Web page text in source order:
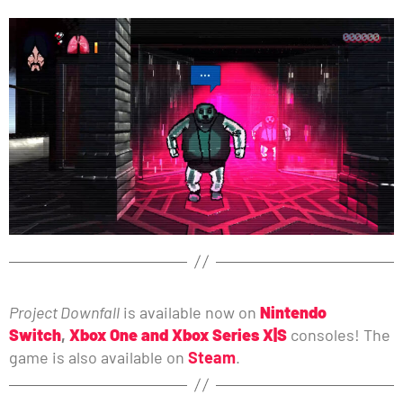
Project Downfall is available now on Nintendo
Switch, Xbox One and Xbox Series X|S consoles! The
game is also available on Steam.